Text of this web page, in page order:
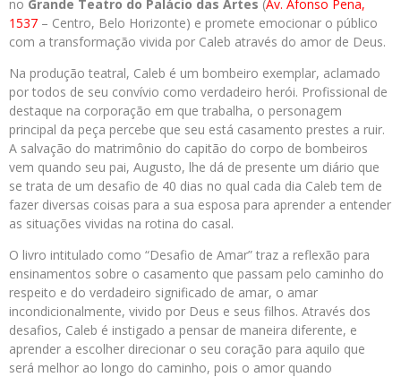
no Grande Teatro do Palácio das Artes (Av. Afonso Pena,
1537 – Centro, Belo Horizonte) e promete emocionar o público
com a transformação vivida por Caleb através do amor de Deus.
Na produção teatral, Caleb é um bombeiro exemplar, aclamado
por todos de seu convívio como verdadeiro herói. Profissional de
destaque na corporação em que trabalha, o personagem
principal da peça percebe que seu está casamento prestes a ruir.
A salvação do matrimônio do capitão do corpo de bombeiros
vem quando seu pai, Augusto, lhe dá de presente um diário que
se trata de um desafio de 40 dias no qual cada dia Caleb tem de
fazer diversas coisas para a sua esposa para aprender a entender
as situações vividas na rotina do casal.
O livro intitulado como “Desafio de Amar” traz a reflexão para
ensinamentos sobre o casamento que passam pelo caminho do
respeito e do verdadeiro significado de amar, o amar
incondicionalmente, vivido por Deus e seus filhos. Através dos
desafios, Caleb é instigado a pensar de maneira diferente, e
aprender a escolher direcionar o seu coração para aquilo que
será melhor ao longo do caminho, pois o amor quando